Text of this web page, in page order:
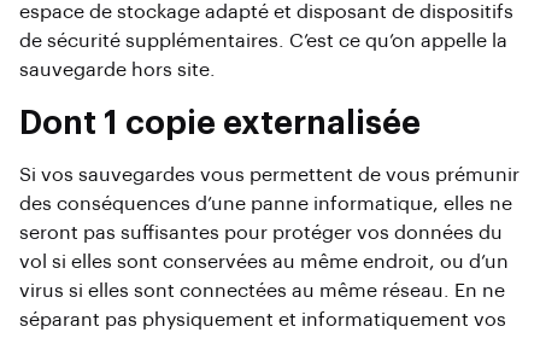
espace de stockage adapté et disposant de dispositifs
de sécurité supplémentaires. C’est ce qu’on appelle la
sauvegarde hors site.
Dont 1 copie externalisée
Si vos sauvegardes vous permettent de vous prémunir
des conséquences d’une panne informatique, elles ne
seront pas suffisantes pour protéger vos données du
vol si elles sont conservées au même endroit, ou d’un
virus si elles sont connectées au même réseau. En ne
séparant pas physiquement et informatiquement vos